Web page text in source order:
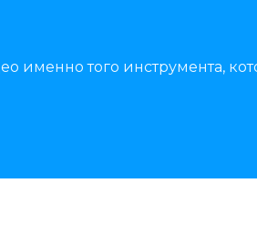
именно того инструмента,